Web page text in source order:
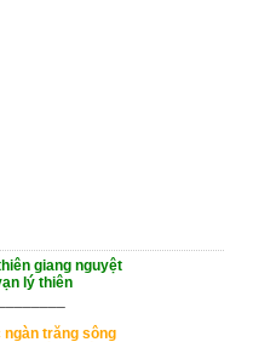
giang nguyệt
lý thiên
trăng sông